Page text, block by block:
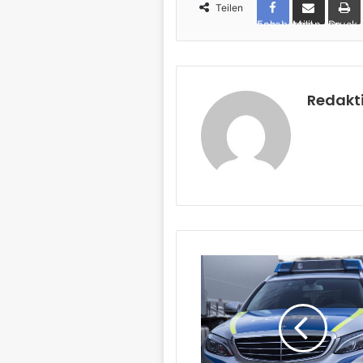
Teilen
Facebook per Mail teilen Drucken